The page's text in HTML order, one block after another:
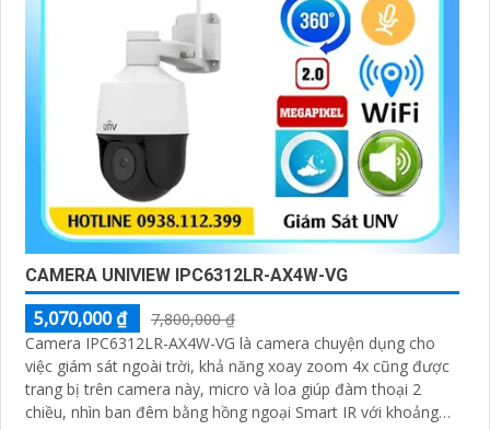
CAMERA UNIVIEW IPC6312LR-AX4W-VG
5,070,000 ₫
7,800,000 ₫
Camera IPC6312LR-AX4W-VG là camera chuyện dụng cho
việc giám sát ngoài trời, khả năng xoay zoom 4x cũng được
trang bị trên camera này, micro và loa giúp đàm thoại 2
chiều, nhìn ban đêm bằng hồng ngoại Smart IR với khoảng